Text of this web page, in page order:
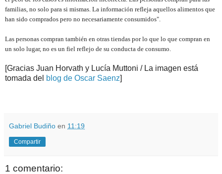
familias, no solo para si mismas. La información refleja aquellos alimentos que
han sido comprados pero no necesariamente consumidos".
Las personas compran también en otras tiendas por lo que lo que compran en
un solo lugar, no es un fiel reflejo de su conducta de consumo.
[Gracias Juan Horvath y Lucía Muttoni / La imagen está
tomada del blog de Oscar Saenz]
Gabriel Budiño en 11:19
Compartir
1 comentario: